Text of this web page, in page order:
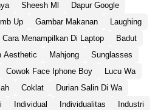
Sheesh Ml
Dapur Google
Up Gambar Makanan
Laughing
Cara Menampilkan Di Laptop
Badut
Aesthetic Mahjong
Sunglasses
Cowok Face Iphone Boy
Lucu Wa
Coklat
Durian Salin Di Wa
Individual Individualitas
Industri